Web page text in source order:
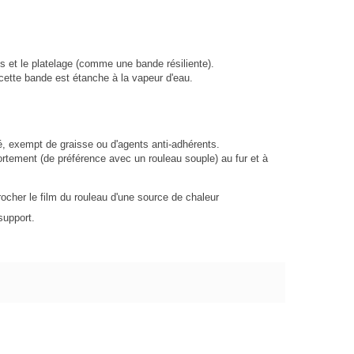
le platelage (comme une bande résiliente).
bande est étanche à la vapeur d'eau.
de graisse ou d'agents anti-adhérents.
(de préférence avec un rouleau souple) au fur et à
le film du rouleau d'une source de chaleur